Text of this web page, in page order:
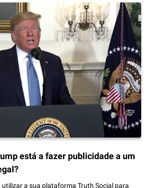
está a fazer publicidade a um
utilizar a sua plataforma Truth Social para